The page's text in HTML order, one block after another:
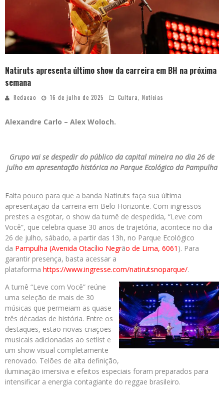
Natiruts apresenta último show da carreira em BH na próxima
semana
Redacao 16 de julho de 2025 Cultura, Notícias
Alexandre Carlo – Alex Woloch.
Grupo vai se despedir do público da capital mineira no dia 26 de
julho em apresentação histórica no Parque Ecológico da Pampulha
Falta pouco para que a banda Natiruts faça sua última
apresentação da carreira em Belo Horizonte. Com ingressos
prestes a esgotar, o show da turnê de despedida, “Leve com
Você”, que celebra quase 30 anos de trajetória, acontece no dia
26 de julho, sábado, a partir das 13h, no Parque Ecológico
da Pampulha (Avenida Otacílio Negrão de Lima, 6061 ). Para
garantir presença, basta acessar a
plataforma https://www.ingresse.com/natirutsnoparque/.
A turnê “Leve com Você” reúne
uma seleção de mais de 30
músicas que permeiam as quase
três décadas de história. Entre os
destaques, estão novas criações
musicais adicionadas ao setlist e
um show visual completamente
renovado. Telões de alta definição,
iluminação imersiva e efeitos especiais foram preparados para
intensificar a energia contagiante do reggae brasileiro.